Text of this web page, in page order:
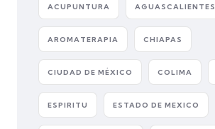
ACUPUNTURA AGUASCALIENTES
AROMATERAPIA CHIAPAS
CIUDAD DE MÉXICO COLIMA
ESPIRITU ESTADO DE MEXICO